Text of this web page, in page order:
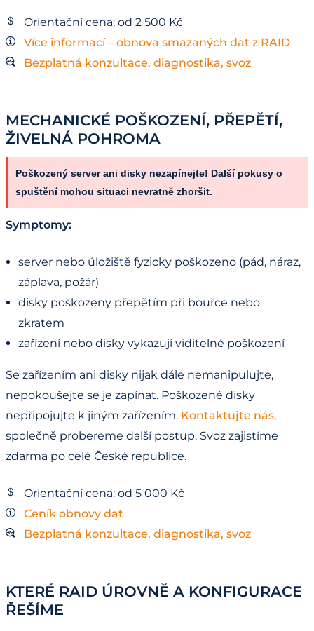
Orientační cena: od 2 500 Kč
Více informací – obnova smazaných dat z RAID
Bezplatná konzultace, diagnostika, svoz
MECHANICKÉ POŠKOZENÍ, PŘEPĚTÍ,
ŽIVELNÁ POHROMA
Poškozený server ani disky nezapínejte! Další pokusy o
spuštění mohou situaci nevratně zhoršit.
Symptomy:
server nebo úložiště fyzicky poškozeno (pád, náraz,
záplava, požár)
disky poškozeny přepětím při bouřce nebo
zkratem
zařízení nebo disky vykazují viditelné poškození
Se zařízením ani disky nijak dále nemanipulujte,
nepokoušejte se je zapínat. Poškozené disky
nepřipojujte k jiným zařízením. Kontaktujte nás,
společně probereme další postup. Svoz zajistíme
zdarma po celé České republice.
Orientační cena: od 5 000 Kč
Ceník obnovy dat
Bezplatná konzultace, diagnostika, svoz
KTERÉ RAID ÚROVNĚ A KONFIGURACE
ŘEŠÍME